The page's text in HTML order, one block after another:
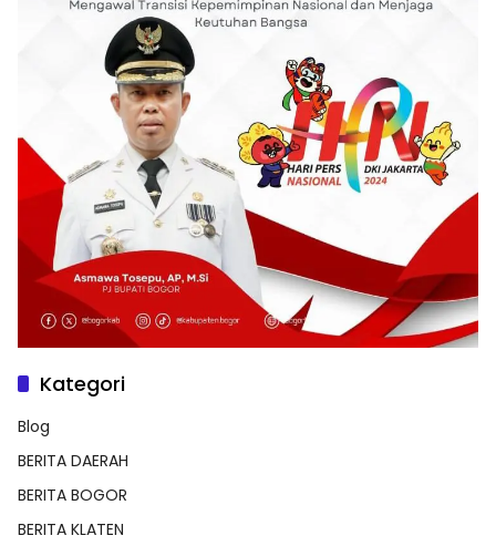
Kategori
Blog
BERITA DAERAH
BERITA BOGOR
BERITA KLATEN